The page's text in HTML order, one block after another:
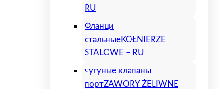
RU
Фланци
стальныеKOŁNIERZE
STALOWE – RU
чугуные клапаны
портZAWORY ŻELIWNE